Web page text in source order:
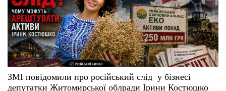
а
п
и
с
ЗМІ повідомили про російський слід у бізнесі
депутатки Житомирської облради Ірини Костюшко